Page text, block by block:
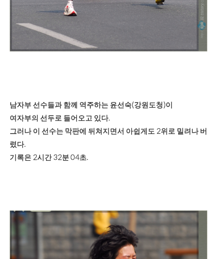
남자부 선수들과 함께 역주하는 윤선숙(강원도청)이
여자부의 선두로 들어오고 있다.
그러나 이 선수는 막판에 뒤쳐지면서 아쉽게도 2위로 밀려나 버
렸다.
기록은 2시간 32분 04초.